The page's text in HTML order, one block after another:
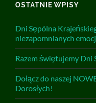
OSTATNIE WPISY
Dni Sępólna
niezapomnianych
Razem świętujemy Dni
Dołącz do naszej
Dorosłych!